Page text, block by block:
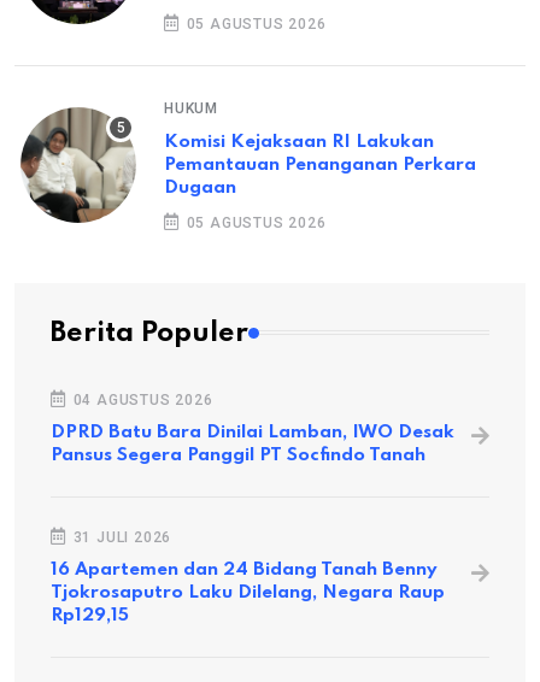
05 AGUSTUS 2026
HUKUM
Komisi Kejaksaan RI Lakukan
Pemantauan Penanganan Perkara
Dugaan
05 AGUSTUS 2026
Berita Populer
04 AGUSTUS 2026
DPRD Batu Bara Dinilai Lamban, IWO Desak
Pansus Segera Panggil PT Socfindo Tanah
31 JULI 2026
16 Apartemen dan 24 Bidang Tanah Benny
Tjokrosaputro Laku Dilelang, Negara Raup
Rp129,15